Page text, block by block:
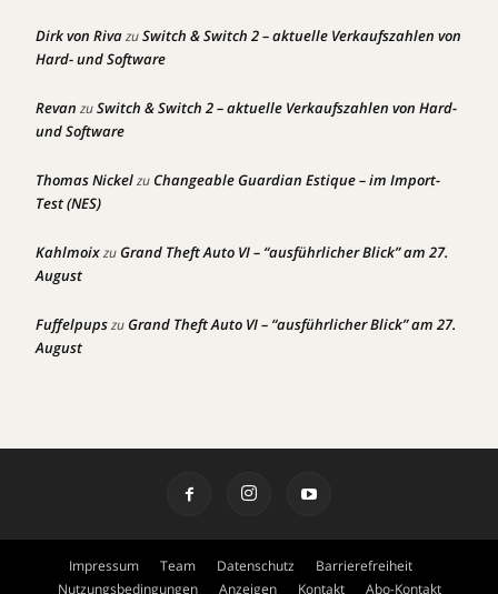
Dirk von RivazuSwitch & Switch 2 – aktuelle Verkaufszahlen von
Hard- und Software
Revan zuSwitch & Switch 2 – aktuelle Verkaufszahlen von Hard-
und Software
Thomas NickelzuChangeable Guardian Estique – im Import-
Test (NES)
KahlmoixzuGrand Theft Auto VI – “ausführlicher Blick” am 27.
August
FuffelpupszuGrand Theft Auto VI – “ausführlicher Blick” am 27.
August
Impressum Team Datenschutz
Barrierefreiheit
Nutzungsbedingungen
Anzeigen Kontakt Abo-Kontakt